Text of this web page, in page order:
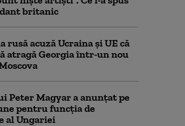
britanic
rusă acuză Ucraina şi UE că
atragă Georgia într-un nou
Peter Magyar a anunțat pe
pentru funcția de
al Ungariei